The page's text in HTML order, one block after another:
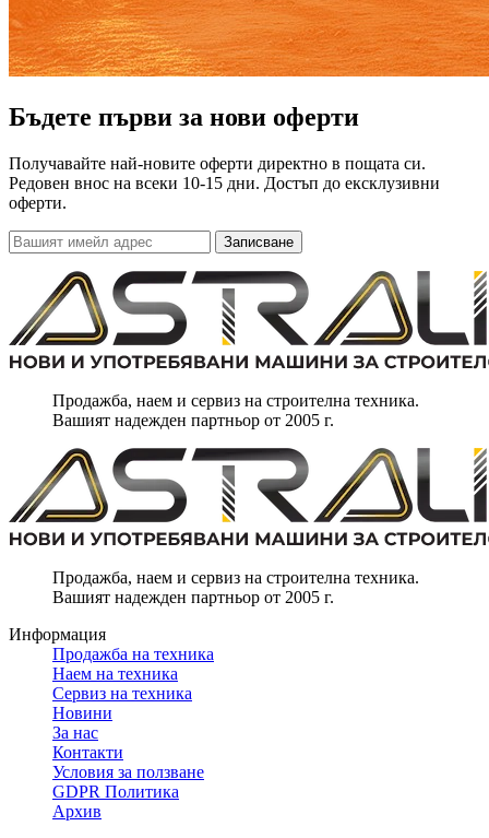
Бъдете първи за нови оферти
Получавайте най-новите оферти директно в пощата си.
Редовен внос на всеки 10-15 дни. Достъп до ексклузивни
оферти.
Записване
Продажба, наем и сервиз на строителна техника.
Вашият надежден партньор от 2005 г.
Продажба, наем и сервиз на строителна техника.
Вашият надежден партньор от 2005 г.
Информация
Продажба на техника
Наем на техника
Сервиз на техника
Новини
За нас
Контакти
Условия за ползване
GDPR Политика
Архив